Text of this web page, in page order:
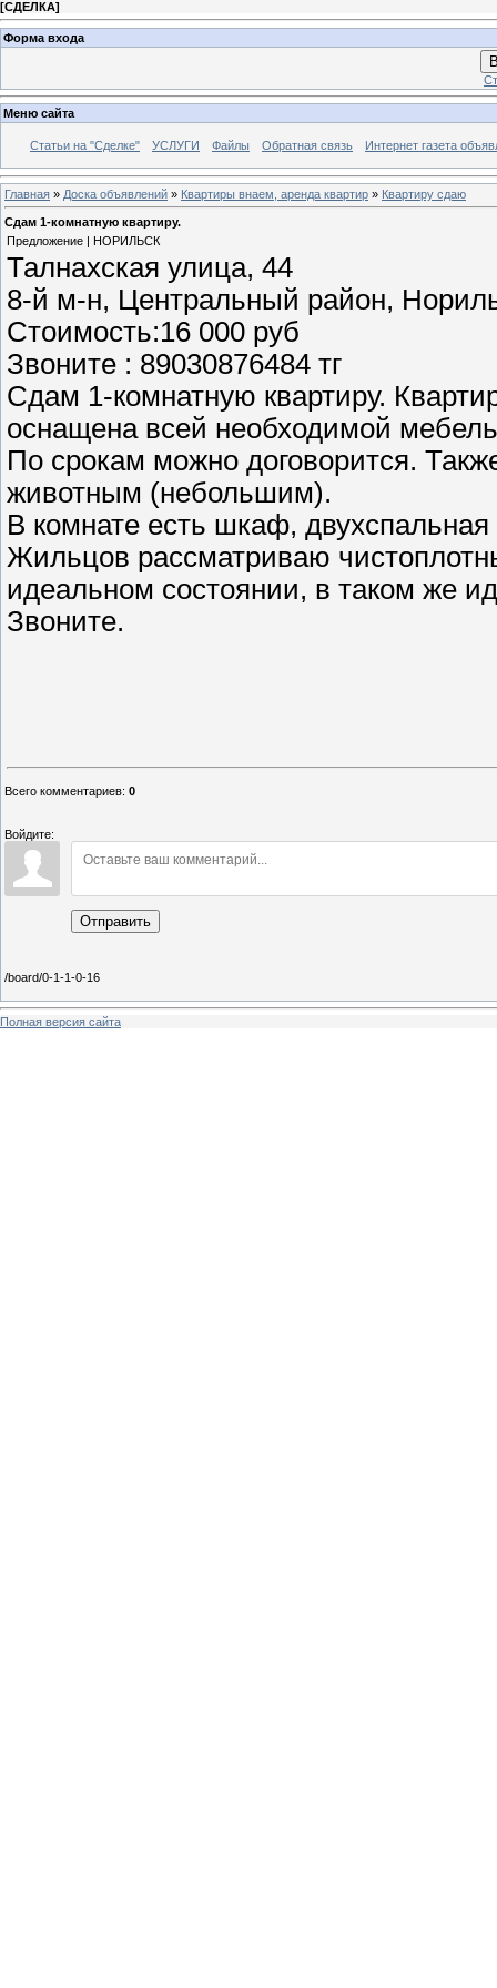
[СДЕЛКА]
Форма входа
Меню сайта
Статьи на "Сделке" УСЛУГИ Файлы Обратная связь Интернет газета
Главная » Доска объявлений » Квартиры внаем, аренда квартир » Квартиру сдаю
Сдам 1-комнатную квартиру.
Предложение | НОРИЛЬСК
Талнахская улица, 44
​8-й м-н, Центральный район,
Стоимость:16 000 руб
Звоните : 89030876484 тг
Сдам 1-комнатную квартиру.
оснащена всей необходимой
По срокам можно договорится.
животным (небольшим).
В комнате есть шкаф, двухспальная
Жильцов рассматриваю
идеальном состоянии, в таком же
Звоните.
Всего комментариев: 0
Войдите:
Отправить
/board/0-1-1-0-16
Полная версия сайта